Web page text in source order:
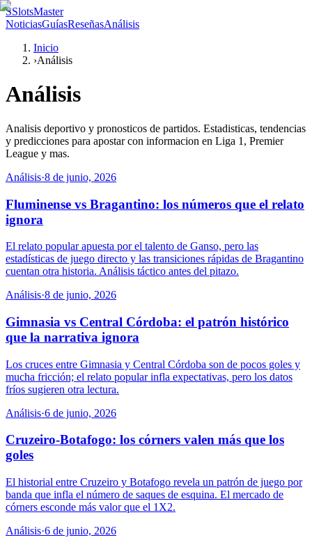
SSlotsMaster
NoticiasGuíasReseñasAnálisis
Inicio
›Análisis
Análisis
Analisis deportivo y pronosticos de partidos. Estadisticas, tendencias
y predicciones para apostar con informacion en Liga 1, Premier
League y mas.
Análisis·8 de junio, 2026
Fluminense vs Bragantino: los números que el relato
ignora
El relato popular apuesta por el talento de Ganso, pero las
estadísticas de juego directo y las transiciones rápidas de Bragantino
cuentan otra historia. Análisis táctico antes del pitazo.
Análisis·8 de junio, 2026
Gimnasia vs Central Córdoba: el patrón histórico
que la narrativa ignora
Los cruces entre Gimnasia y Central Córdoba son de pocos goles y
mucha fricción; el relato popular infla expectativas, pero los datos
fríos sugieren otra lectura.
Análisis·6 de junio, 2026
Cruzeiro-Botafogo: los córners valen más que los
goles
El historial entre Cruzeiro y Botafogo revela un patrón de juego por
banda que infla el número de saques de esquina. El mercado de
córners esconde más valor que el 1X2.
Análisis·6 de junio, 2026